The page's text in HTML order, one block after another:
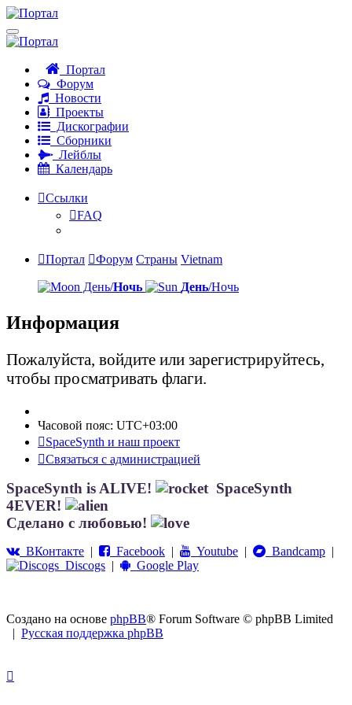
Портал
Форум
Новости
Проекты
Дискографии
Сборники
Лейблы
Календарь
Ссылки
FAQ
Портал Форум Страны Vietnam
День/Ночь День/Ночь
Информация
Пожалуйста, войдите или зарегистрируйтесь,
чтобы просматривать флаги.
Часовой пояс: UTC+03:00
SpaceSynth и наш проект
Связаться с администрацией
SpaceSynth is ALIVE!
SpaceSynth
4EVER!
Сделано с любовью!
ВКонтакте | Facebook | Youtube | Bandcamp |
Discogs | Google Play
Создано на основе phpBB® Forum Software © phpBB Limited
| Русская поддержка phpBB